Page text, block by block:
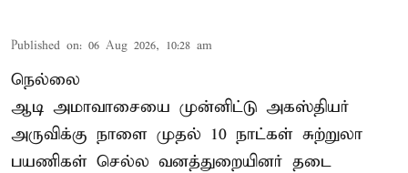
Published on: 06 Aug 2026, 10:28 am
நெல்லை
ஆடி அமாவாசையை முன்னிட்டு அகஸ்தியர்
அருவிக்கு நாளை முதல் 10 நாட்கள் சுற்றுலா
பயணிகள் செல்ல வனத்துறையினர் தடை